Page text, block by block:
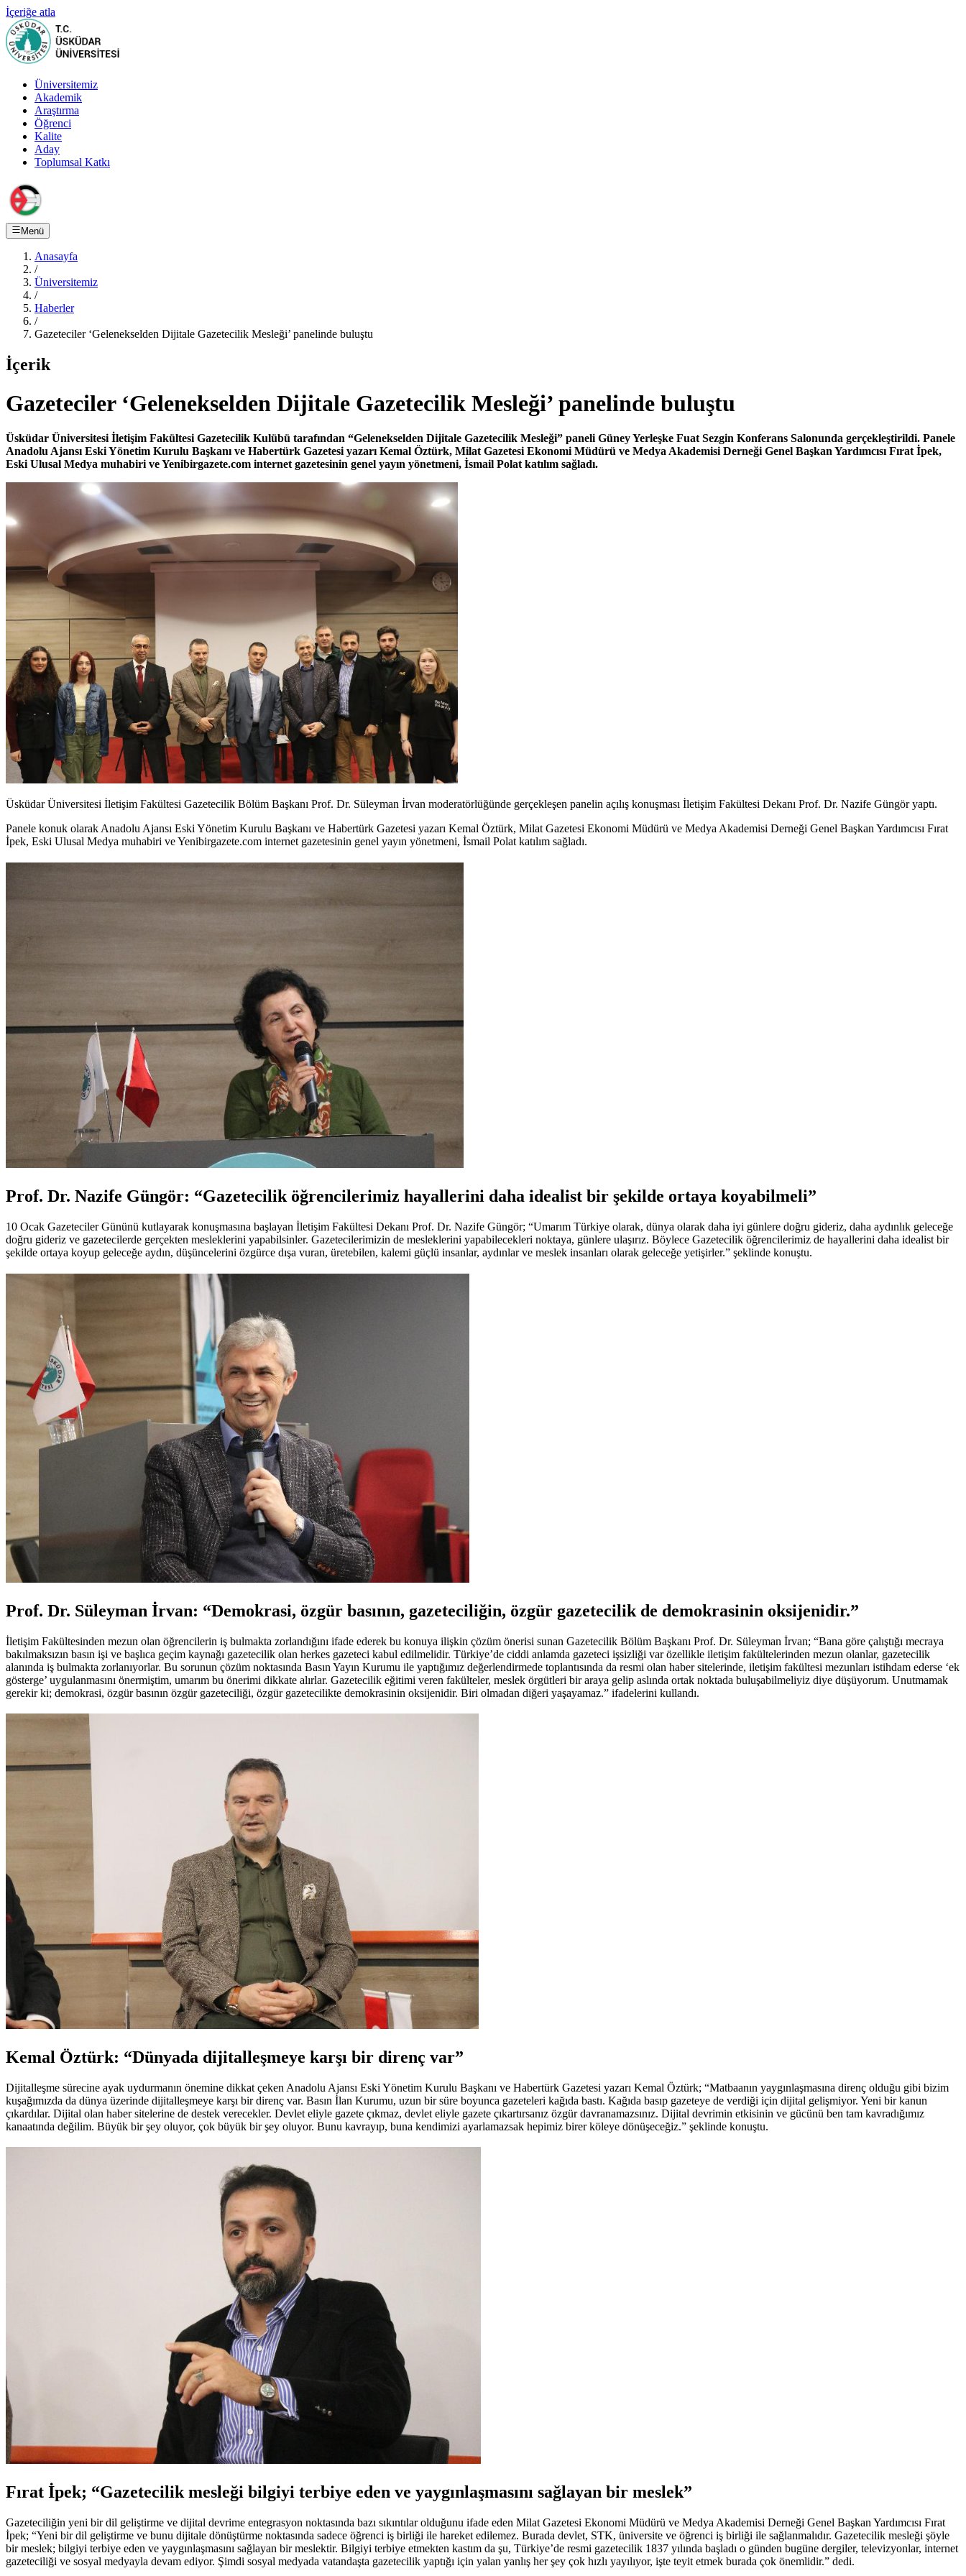
İçeriğe atla
Üniversitemiz
Akademik
Araştırma
Öğrenci
Kalite
Aday
Toplumsal Katkı
Menü
Anasayfa
/
Üniversitemiz
/
Haberler
/
Gazeteciler ‘Gelenekselden Dijitale Gazetecilik Mesleği’ panelinde buluştu
İçerik
Gazeteciler ‘Gelenekselden Dijitale Gazetecilik Mesleği’ panelinde buluştu
Üsküdar Üniversitesi İletişim Fakültesi Gazetecilik Kulübü tarafından “Gelenekselden Dijitale Gazetecilik Mesleği” paneli Güney Yerleşke Fuat Sezgin Konferans Salonunda gerçekleştirildi. Panele
Anadolu Ajansı Eski Yönetim Kurulu Başkanı ve Habertürk Gazetesi yazarı Kemal Öztürk, Milat Gazetesi Ekonomi Müdürü ve Medya Akademisi Derneği Genel Başkan Yardımcısı Fırat İpek,
Eski Ulusal Medya muhabiri ve Yenibirgazete.com internet gazetesinin genel yayın yönetmeni, İsmail Polat katılım sağladı.
Üsküdar Üniversitesi İletişim Fakültesi Gazetecilik Bölüm Başkanı Prof. Dr. Süleyman İrvan moderatörlüğünde gerçekleşen panelin açılış konuşması İletişim Fakültesi Dekanı Prof. Dr. Nazife Güngör yaptı.
Panele konuk olarak Anadolu Ajansı Eski Yönetim Kurulu Başkanı ve Habertürk Gazetesi yazarı Kemal Öztürk, Milat Gazetesi Ekonomi Müdürü ve Medya Akademisi Derneği Genel Başkan Yardımcısı Fırat
İpek, Eski Ulusal Medya muhabiri ve Yenibirgazete.com internet gazetesinin genel yayın yönetmeni, İsmail Polat katılım sağladı.
Prof. Dr. Nazife Güngör: “Gazetecilik öğrencilerimiz hayallerini daha idealist bir şekilde ortaya koyabilmeli”
10 Ocak Gazeteciler Gününü kutlayarak konuşmasına başlayan İletişim Fakültesi Dekanı Prof. Dr. Nazife Güngör; “Umarım Türkiye olarak, dünya olarak daha iyi günlere doğru gideriz, daha aydınlık geleceğe
doğru gideriz ve gazetecilerde gerçekten mesleklerini yapabilsinler. Gazetecilerimizin de mesleklerini yapabilecekleri noktaya, günlere ulaşırız. Böylece Gazetecilik öğrencilerimiz de hayallerini daha idealist bir
şekilde ortaya koyup geleceğe aydın, düşüncelerini özgürce dışa vuran, üretebilen, kalemi güçlü insanlar, aydınlar ve meslek insanları olarak geleceğe yetişirler.” şeklinde konuştu.
Prof. Dr. Süleyman İrvan: “Demokrasi, özgür basının, gazeteciliğin, özgür gazetecilik de demokrasinin oksijenidir.”
İletişim Fakültesinden mezun olan öğrencilerin iş bulmakta zorlandığını ifade ederek bu konuya ilişkin çözüm önerisi sunan Gazetecilik Bölüm Başkanı Prof. Dr. Süleyman İrvan; “Bana göre çalıştığı mecraya
bakılmaksızın basın işi ve başlıca geçim kaynağı gazetecilik olan herkes gazeteci kabul edilmelidir. Türkiye’de ciddi anlamda gazeteci işsizliği var özellikle iletişim fakültelerinden mezun olanlar, gazetecilik
alanında iş bulmakta zorlanıyorlar. Bu sorunun çözüm noktasında Basın Yayın Kurumu ile yaptığımız değerlendirmede toplantısında da resmi olan haber sitelerinde, iletişim fakültesi mezunları istihdam ederse ‘ek
gösterge’ uygulanmasını önermiştim, umarım bu önerimi dikkate alırlar. Gazetecilik eğitimi veren fakülteler, meslek örgütleri bir araya gelip aslında ortak noktada buluşabilmeliyiz diye düşüyorum. Unutmamak
gerekir ki; demokrasi, özgür basının özgür gazeteciliği, özgür gazetecilikte demokrasinin oksijenidir. Biri olmadan diğeri yaşayamaz.” ifadelerini kullandı.
Kemal Öztürk: “Dünyada dijitalleşmeye karşı bir direnç var”
Dijitalleşme sürecine ayak uydurmanın önemine dikkat çeken Anadolu Ajansı Eski Yönetim Kurulu Başkanı ve Habertürk Gazetesi yazarı Kemal Öztürk; “Matbaanın yaygınlaşmasına direnç olduğu gibi bizim
kuşağımızda da dünya üzerinde dijitalleşmeye karşı bir direnç var. Basın İlan Kurumu, uzun bir süre boyunca gazeteleri kağıda bastı. Kağıda basıp gazeteye de verdiği için dijital gelişmiyor. Yeni bir kanun
çıkardılar. Dijital olan haber sitelerine de destek verecekler. Devlet eliyle gazete çıkmaz, devlet eliyle gazete çıkartırsanız özgür davranamazsınız. Dijital devrimin etkisinin ve gücünü ben tam kavradığımız
kanaatında değilim. Büyük bir şey oluyor, çok büyük bir şey oluyor. Bunu kavrayıp, buna kendimizi ayarlamazsak hepimiz birer köleye dönüşeceğiz.” şeklinde konuştu.
Fırat İpek; “Gazetecilik mesleği bilgiyi terbiye eden ve yaygınlaşmasını sağlayan bir meslek”
Gazeteciliğin yeni bir dil geliştirme ve dijital devrime entegrasyon noktasında bazı sıkıntılar olduğunu ifade eden Milat Gazetesi Ekonomi Müdürü ve Medya Akademisi Derneği Genel Başkan Yardımcısı Fırat
İpek; “Yeni bir dil geliştirme ve bunu dijitale dönüştürme noktasında sadece öğrenci iş birliği ile hareket edilemez. Burada devlet, STK, üniversite ve öğrenci iş birliği ile sağlanmalıdır. Gazetecilik mesleği şöyle
bir meslek; bilgiyi terbiye eden ve yaygınlaşmasını sağlayan bir meslektir. Bilgiyi terbiye etmekten kastım da şu, Türkiye’de resmi gazetecilik 1837 yılında başladı o günden bugüne dergiler, televizyonlar, internet
gazeteciliği ve sosyal medyayla devam ediyor. Şimdi sosyal medyada vatandaşta gazetecilik yaptığı için yalan yanlış her şey çok hızlı yayılıyor, işte teyit etmek burada çok önemlidir.” dedi.